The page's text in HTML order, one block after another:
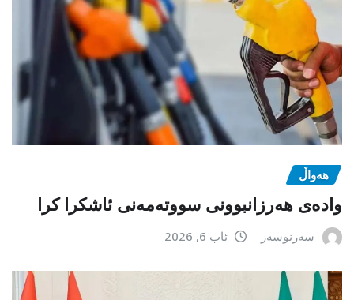
هەواڵ
وادەی هەرزانبوونی سووتەمەنی ئاشکرا کرا
سەرنوسەر ئاب 6, 2026